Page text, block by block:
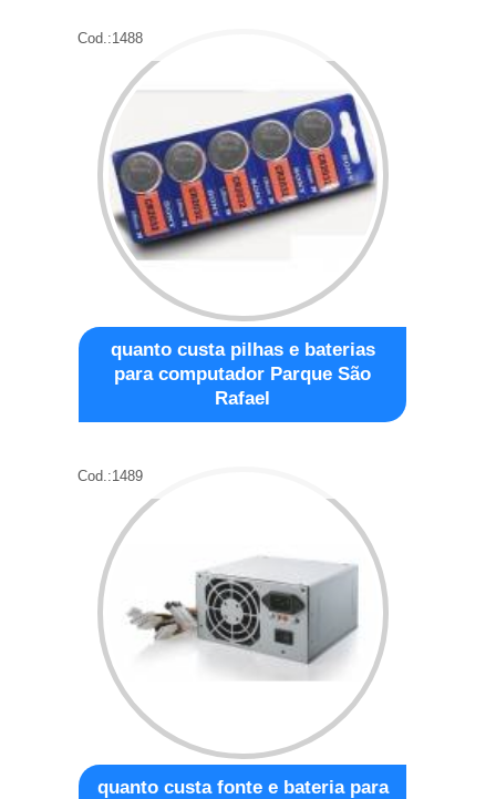
Cod.:1488
quanto custa pilhas e baterias
para computador Parque São
Rafael
Cod.:1489
quanto custa fonte e bateria para